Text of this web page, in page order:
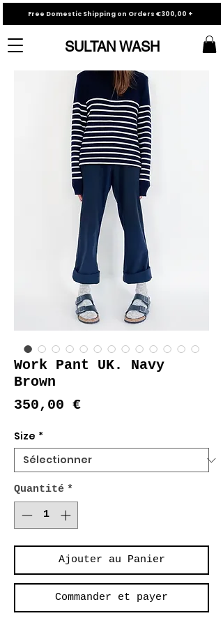
SULTAN WASH
Free Domestic Shipping on Orders €300,00 +
Work Pant UK. Navy
Brown
350,00 €Prix
Size *
Quantité *
Ajouter au Panier
Commander et payer